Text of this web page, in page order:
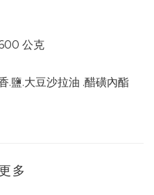
公克
.鹽.大豆沙拉油 .醋磺內酯
多